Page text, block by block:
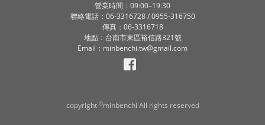
營業時間：09:00–19:30
聯絡電話：06-3316728 / 0955-316750
傳真：06-3316718
地點：台南市東區裕信路321號
Email：minbenchi.tw@gmail.com
copyright ©minbenchi All rights reserved